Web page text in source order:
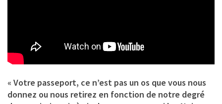
« Votre passeport, ce n’est pas un os que vous nous
donnez ou nous retirez en fonction de notre degré